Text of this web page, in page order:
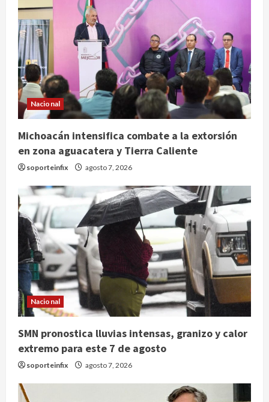
Nacional
Michoacán intensifica combate a la extorsión
en zona aguacatera y Tierra Caliente
soporteinfix agosto 7, 2026
Nacional
SMN pronostica lluvias intensas, granizo y calor
extremo para este 7 de agosto
soporteinfix agosto 7, 2026